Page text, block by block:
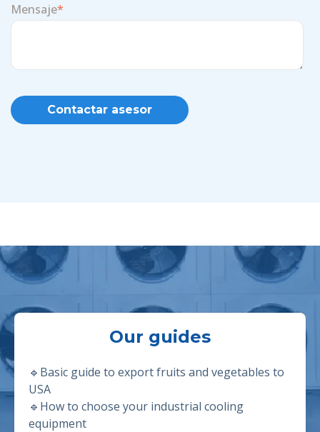
Mensaje*
Our guides
🔹Basic guide to export fruits and vegetables to
USA
🔹 How to choose your industrial cooling
equipment